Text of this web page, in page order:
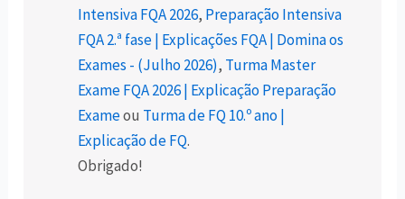
Intensiva FQA 2026, Preparação Intensiva
FQA 2.ª fase | Explicações FQA | Domina os
Exames - (Julho 2026), Turma Master
Exame FQA 2026 | Explicação Preparação
Exameou Turma de FQ 10.º ano |
Explicação de FQ.
Obrigado!